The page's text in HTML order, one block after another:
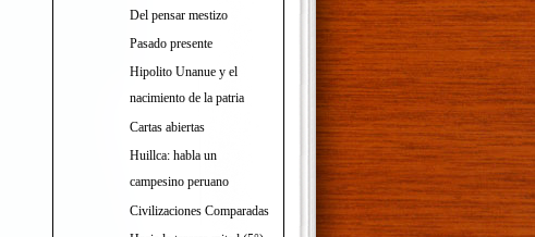
Del pensar mestizo
Pasado presente
Hipolito Unanue y el
nacimiento de la patria
Cartas abiertas
Huillca: habla un
campesino peruano
Civilizaciones Comparadas